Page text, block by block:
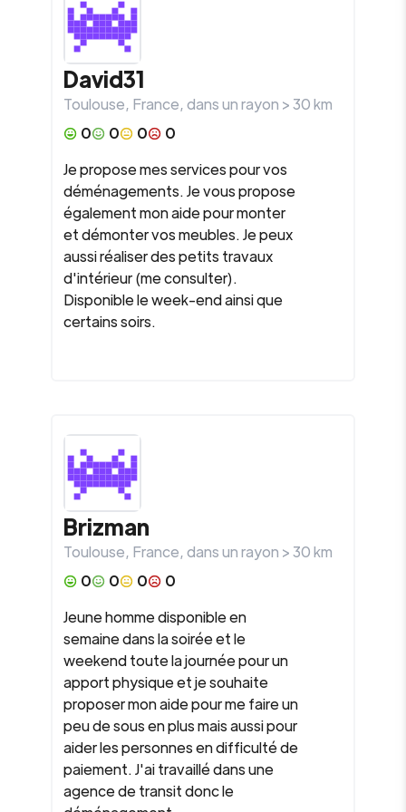
David31
Toulouse, France, dans un rayon >30km
0
0 0
0
Je propose mes services pour vos
déménagements. Je vous propose
également mon aide pour monter
et démonter vos meubles. Je peux
aussi réaliser des petits travaux
d'intérieur (me consulter).
Disponible le week-end ainsi que
certains soirs.
Brizman
Toulouse, France, dans un rayon >30km
0
0 0
0
Jeune homme disponible en
semaine dans la soirée et le
weekend toute la journée pour un
apport physique et je souhaite
proposer mon aide pour me faire un
peu de sous en plus mais aussi pour
aider les personnes en difficulté de
paiement. J'ai travaillé dans une
agence de transit donc le